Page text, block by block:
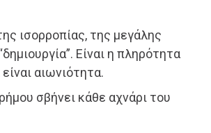
ισορροπίας, της μεγάλης
Είναι η πληρότητα
αιωνιότητα.
σβήνει κάθε αχνάρι του